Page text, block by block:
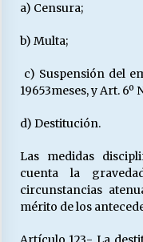
a) Censura;
b) Multa;
c) Suspensión del
19653meses, y Art. 6º
d) Destitución.
Las medidas
cuenta la
circunstancias
mérito de los